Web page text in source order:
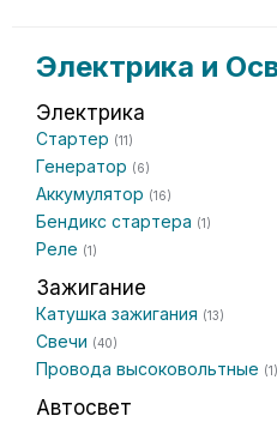
Электрика и
Электрика
Стартер (11)
Генератор (6)
Аккумулятор (16)
Бендикс стартера (1)
Реле (1)
Зажигание
Катушка зажигания (13)
Свечи (40)
Провода высоковольтные (1)
Автосвет